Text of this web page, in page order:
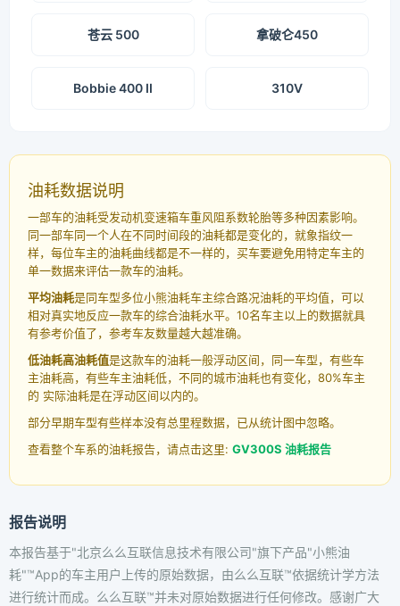
苍云 500 拿破仑450
Bobbie 400 II 310V
油耗数据说明
一部车的油耗受发动机变速箱车重风阻系数轮胎等多种因素影响。
同一部车同一个人在不同时间段的油耗都是变化的，就象指纹一
样，每位车主的油耗曲线都是不一样的，买车要避免用特定车主的
单一数据来评估一款车的油耗。
平均油耗是同车型多位小熊油耗车主综合路况油耗的平均值，可以
相对真实地反应一款车的综合油耗水平。10名车主以上的数据就具
有参考价值了，参考车友数量越大越准确。
低油耗高油耗值是这款车的油耗一般浮动区间，同一车型，有些车
主油耗高，有些车主油耗低，不同的城市油耗也有变化，80%车主
的 实际油耗是在浮动区间以内的。
部分早期车型有些样本没有总里程数据，已从统计图中忽略。
查看整个车系的油耗报告，请点击这里: GV300S 油耗报告
报告说明
本报告基于"北京么么互联信息技术有限公司"旗下产品"小熊油
耗"™App的车主用户上传的原始数据，由么么互联™依据统计学方法
进行统计而成。么么互联™并未对原始数据进行任何修改。感谢广大